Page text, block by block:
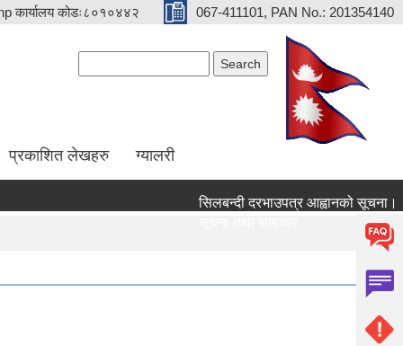
कार्यालय कोडः८०१०४४२ 067-411101, PAN No.: 201354140
प्रकाशित लेखहरु ग्यालरी
सिलबन्दी दरभाउपत्र आह्वानको सूचना।